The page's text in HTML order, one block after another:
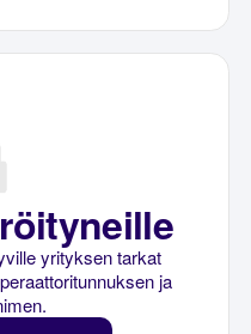
yrityksen tarkat
ja